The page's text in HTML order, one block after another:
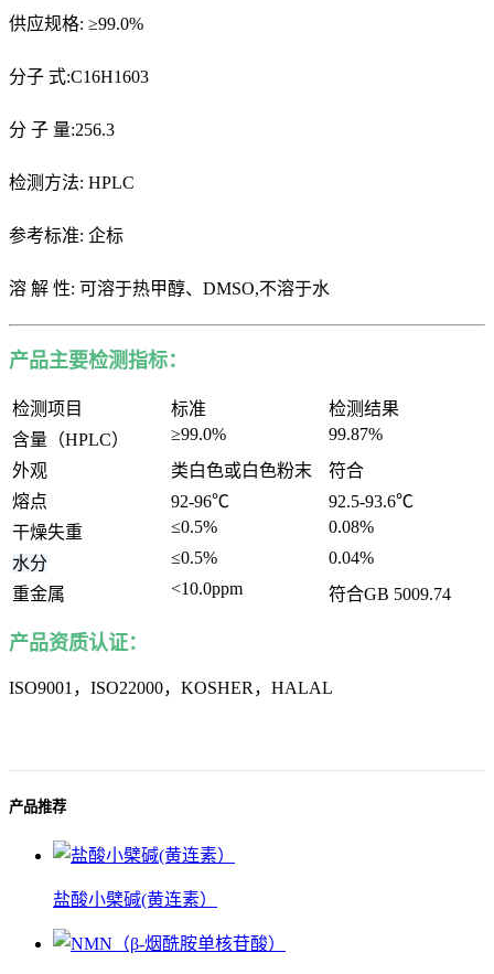
供应规格: ≥99.0%
分子 式:C16H1603
分 子 量:256.3
检测方法: HPLC
参考标准: 企标
溶 解 性: 可溶于热甲醇、DMSO,不溶于水
产品主要检测指标：
检测项目 标准
检测结果
含量 （HPLC） ≥99.0%
99.87%
外观
类白色或白色粉末
符合
熔点
92-96℃ 92.5-93.6℃
干燥失重
≤0.5%
0.08%
水分
≤0.5%
0.04%
重金属
<10.0ppm 符合GB 5009.74
产品资质认证：
ISO9001，ISO22000，KOSHER，HALAL
产品推荐
盐酸小檗碱(黄连素）